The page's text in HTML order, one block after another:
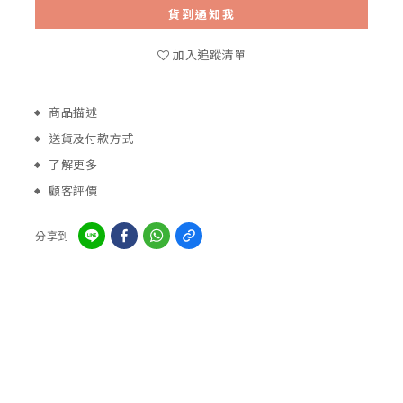
貨到通知我
加入追蹤清單
商品描述
送貨及付款方式
了解更多
顧客評價
分享到